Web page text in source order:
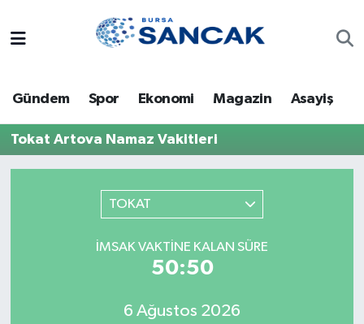
Gündem Spor Ekonomi Magazin Asayiş
Tokat Artova Namaz Vakitleri
TOKAT
İMSAK VAKTINE KALAN SÜRE
50:50
6 Ağustos 2026
Bursa
Dünya
Trafik Durumu
Süper Lig Puan Durumu ve Fikstür